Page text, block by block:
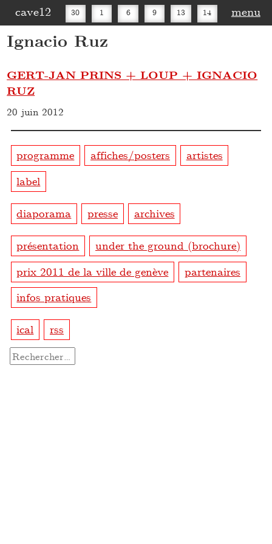
cave12 30 1 6 9 13 14
16
menu
Ignacio Ruz
GERT-JAN PRINS + LOUP + IGNACIO
RUZ
20 juin 2012
programme affiches/posters
artistes
label
diaporama presse archives
présentation
under the ground (brochure)
prix 2011 de la ville de genève
partenaires
infos pratiques
ical rss
Rechercher :